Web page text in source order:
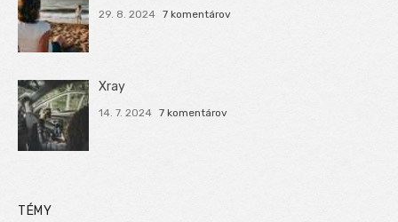
29. 8. 2024 7 komentárov
Xray
14. 7. 2024 7 komentárov
TÉMY